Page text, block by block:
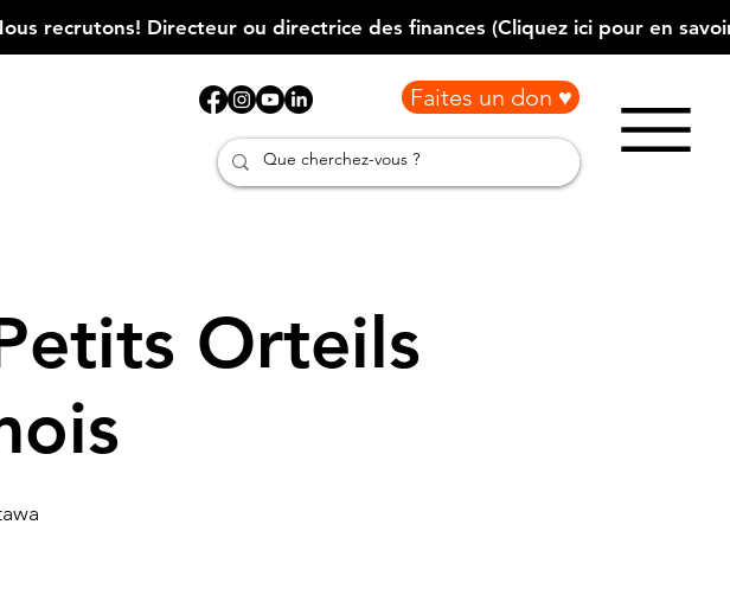
Faites un don ♥
Orteils